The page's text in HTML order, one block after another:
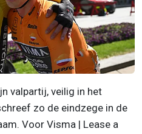
valpartij, veilig in het
zo de eindzege in de
Voor Visma | Lease a